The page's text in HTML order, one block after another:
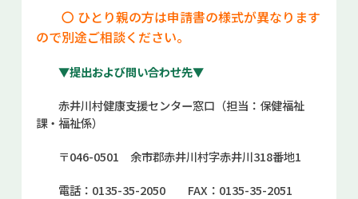
〇 ひとり親の方は申請書の様式が異なります
ので別途ご相談ください。
▼提出および問い合わせ先▼
赤井川村健康支援センター窓口（担当：保健福祉
課・福祉係）
〒046-0501 余市郡赤井川村字赤井川318番地1
電話：0135-35-2050 FAX：0135-35-2051